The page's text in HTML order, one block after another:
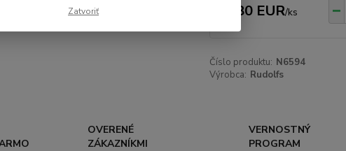
1,80 EUR/ks
Číslo produktu: N6594
Výrobca: Rudolfs
OVERENÉ
ZÁKAZNÍKMI
VERNOSTNÝ
PROGRAM
Zatvoriť